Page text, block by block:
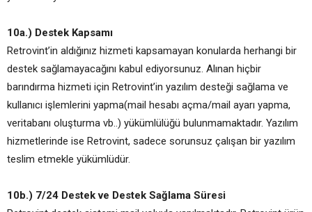
10a.) Destek Kapsamı
Retrovint’in aldığınız hizmeti kapsamayan konularda herhangi bir
destek sağlamayacağını kabul ediyorsunuz. Alınan hiçbir
barındırma hizmeti için Retrovint’in yazılım desteği sağlama ve
kullanıcı işlemlerini yapma(mail hesabı açma/mail ayarı yapma,
veritabanı oluşturma vb..) yükümlülüğü bulunmamaktadır. Yazılım
hizmetlerinde ise Retrovint, sadece sorunsuz çalışan bir yazılım
teslim etmekle yükümlüdür.
10b.) 7/24 Destek ve Destek Sağlama Süresi